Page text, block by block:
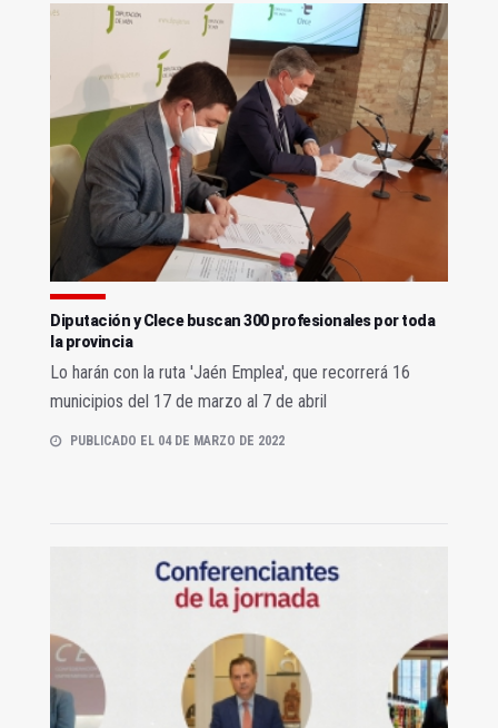
Diputación y Clece buscan 300 profesionales por toda
la provincia
Lo harán con la ruta 'Jaén Emplea', que recorrerá 16
municipios del 17 de marzo al 7 de abril
PUBLICADO EL 04 DE MARZO DE 2022